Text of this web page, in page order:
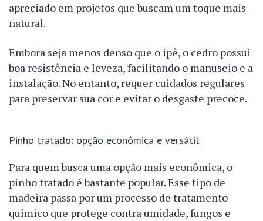
apreciado em projetos que buscam um toque mais
natural.
Embora seja menos denso que o ipê, o cedro possui
boa resistência e leveza, facilitando o manuseio e a
instalação. No entanto, requer cuidados regulares
para preservar sua cor e evitar o desgaste precoce.
Pinho tratado: opção econômica e versátil
Para quem busca uma opção mais econômica, o
pinho tratado é bastante popular. Esse tipo de
madeira passa por um processo de tratamento
químico que protege contra umidade, fungos e